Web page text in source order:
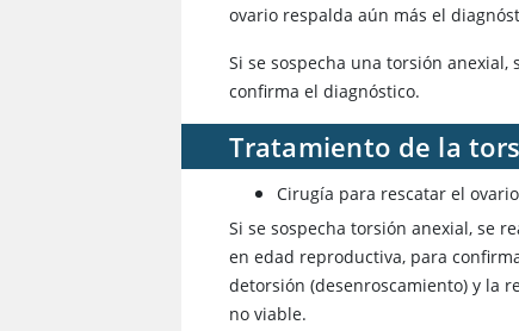
ovario respalda aún más el
Si se sospecha una torsión
confirma el diagnóstico.
Tratamiento de la
Cirugía para rescatar el ovario
Si se sospecha torsión anexial, se
en edad reproductiva, para
detorsión (desenroscamiento) y la
no viable.